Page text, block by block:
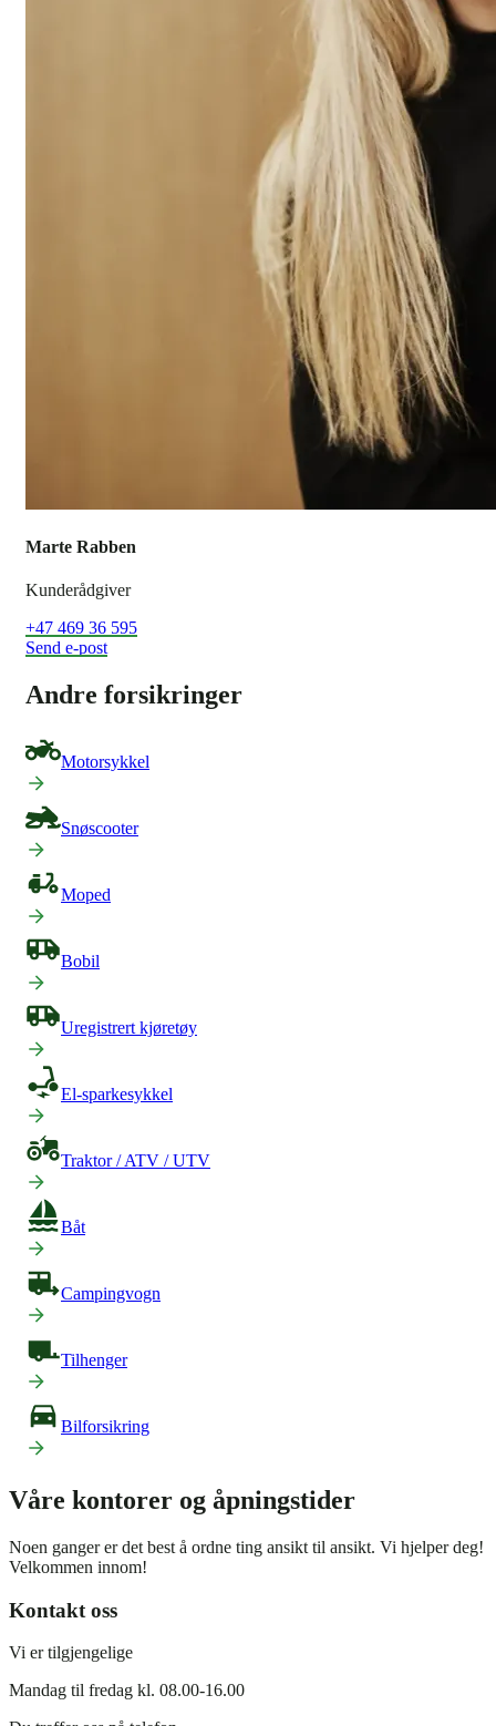
Marte Rabben
Kunderådgiver
+47 469 36 595
Send e-post
Andre forsikringer
Motorsykkel
Snøscooter
Moped
Bobil
Uregistrert kjøretøy
El-sparkesykkel
Traktor / ATV / UTV
Båt
Campingvogn
Tilhenger
Bilforsikring
Våre kontorer og åpningstider
Noen ganger er det best å ordne ting ansikt til ansikt. Vi hjelper deg!
Velkommen innom!
Kontakt oss
Vi er tilgjengelige
Mandag til fredag kl. 08.00-16.00